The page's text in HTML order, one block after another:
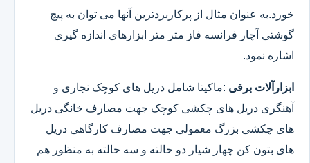
خورد.به عنوان مثال از پرکاربردترین آنها می توان به پیچ
گوشتی آچار فرانسه فاز متر متر ابزارهای اندازه گیری
اشاره نمود.
ابزارآلات برقی :ماکیتا شامل دریل های کوچک نجاری و
آهنگری دریل های چکشی کوچک جهت مصارف خانگی دریل
های چکشی بزرگ معمولی جهت مصارف کارگاهی دریل
های بتون کن چهار شیار دو حالته و سه حالته به منظور هم